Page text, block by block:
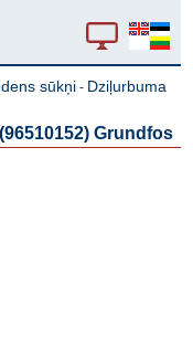
sūkņi - Dziļurbuma
Grundfos